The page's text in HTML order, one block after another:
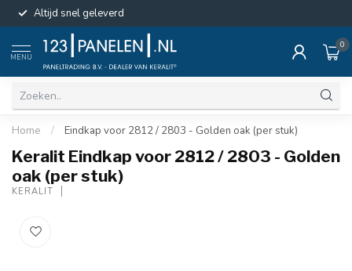
Altijd snel geleverd
MENU
0
Home / Eindkap voor 2812 / 2803 - Golden oak (per stuk)
Keralit Eindkap voor 2812 / 2803 - Golden
oak (per stuk)
KERALIT